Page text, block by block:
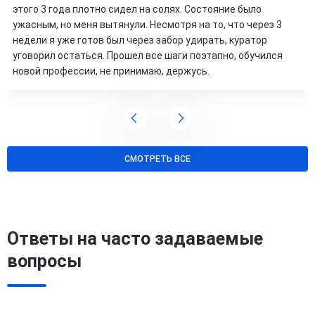
этого 3 года плотно сидел на солях. Состояние было
ужасным, но меня вытянули. Несмотря на то, что через 3
недели я уже готов был через забор удирать, куратор
уговорил остаться. Прошел все шаги поэтапно, обучился
новой профессии, не принимаю, держусь.
СМОТРЕТЬ ВСЕ
Ответы на часто задаваемые
вопросы